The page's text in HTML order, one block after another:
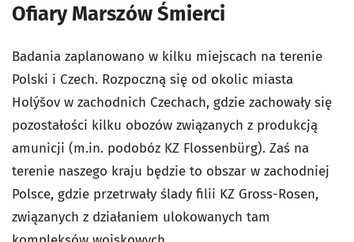
Ofiary Marszów Śmierci
Badania zaplanowano w kilku miejscach na terenie
Polski i Czech. Rozpoczną się od okolic miasta
Holýšov w zachodnich Czechach, gdzie zachowały się
pozostałości kilku obozów związanych z produkcją
amunicji (m.in. podobóz KZ Flossenbürg). Zaś na
terenie naszego kraju będzie to obszar w zachodniej
Polsce, gdzie przetrwały ślady filii KZ Gross-Rosen,
związanych z działaniem ulokowanych tam